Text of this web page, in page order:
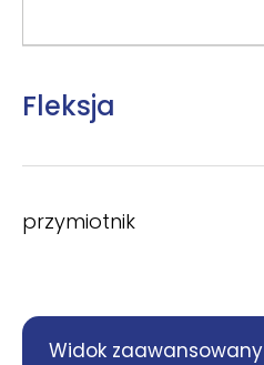
Fleksja
przymiotnik
Widok zaawansowany